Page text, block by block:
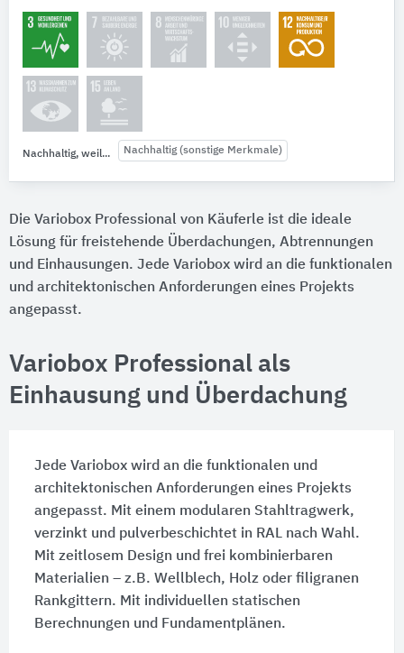
Nachhaltig, weil... Nachhaltig (sonstige Merkmale)
Die Variobox Professional von Käuferle ist die ideale
Lösung für freistehende Überdachungen, Abtrennungen
und Einhausungen. Jede Variobox wird an die funktionalen
und architektonischen Anforderungen eines Projekts
angepasst.
Variobox Professional als
Einhausung und Überdachung
Jede Variobox wird an die funktionalen und
architektonischen Anforderungen eines Projekts
angepasst. Mit einem modularen Stahltragwerk,
verzinkt und pulverbeschichtet in RAL nach Wahl.
Mit zeitlosem Design und frei kombinierbaren
Materialien – z.B. Wellblech, Holz oder filigranen
Rankgittern. Mit individuellen statischen
Berechnungen und Fundamentplänen.